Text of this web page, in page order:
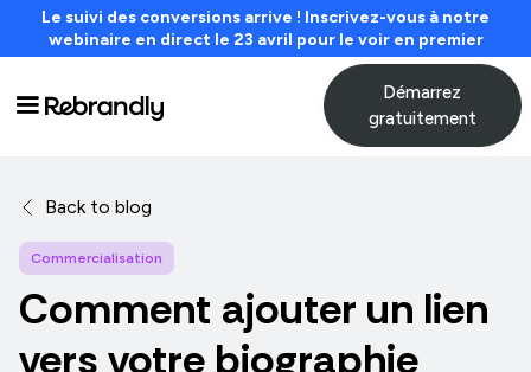
Le suivi des conversions arrive ! Inscrivez-vous à notre
webinaire en direct le 23 avril pour le voir en premier
Démarrez
gratuitement
Back to blog
Commercialisation
Comment ajouter un lien
vers votre biographie